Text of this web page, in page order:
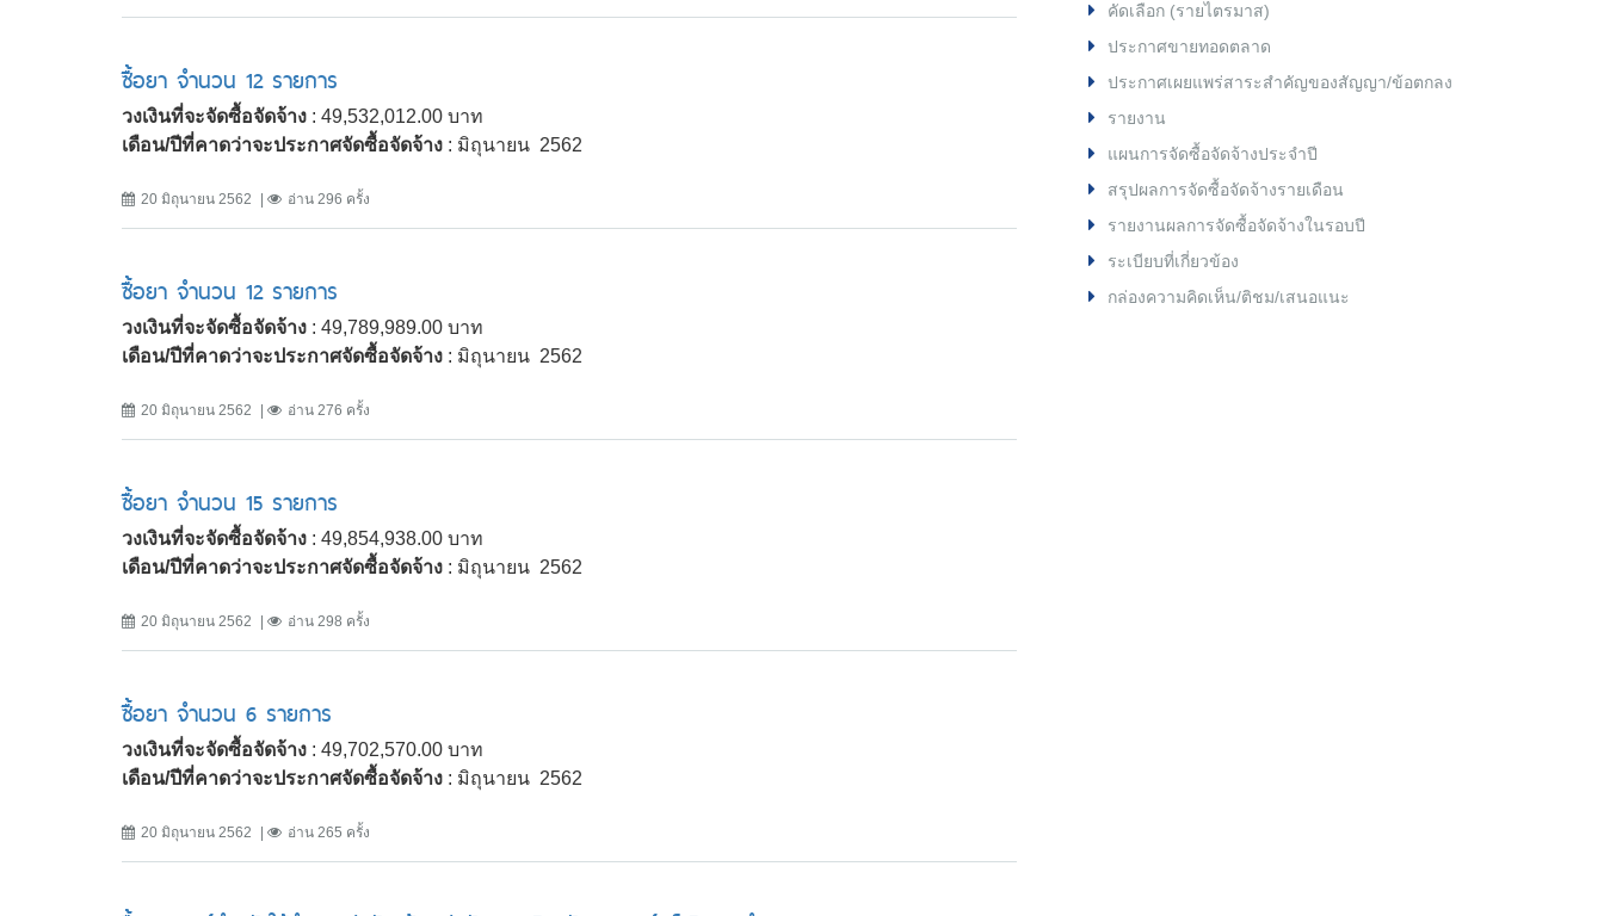
ซื้อยา จำนวน 12 รายการ
วงเงินที่จะจัดซื้อจัดจ้าง : 49,532,012.00 บาท
เดือน/ปีที่คาดว่าจะประกาศจัดซื้อจัดจ้าง : มิถุนายน 2562
20 มิถุนายน 2562 อ่าน 296 ครั้ง
ซื้อยา จำนวน 12 รายการ
วงเงินที่จะจัดซื้อจัดจ้าง : 49,789,989.00 บาท
เดือน/ปีที่คาดว่าจะประกาศจัดซื้อจัดจ้าง : มิถุนายน 2562
20 มิถุนายน 2562 อ่าน 276 ครั้ง
ซื้อยา จำนวน 15 รายการ
วงเงินที่จะจัดซื้อจัดจ้าง : 49,854,938.00 บาท
เดือน/ปีที่คาดว่าจะประกาศจัดซื้อจัดจ้าง : มิถุนายน 2562
20 มิถุนายน 2562 อ่าน 298 ครั้ง
ซื้อยา จำนวน 6 รายการ
วงเงินที่จะจัดซื้อจัดจ้าง : 49,702,570.00 บาท
เดือน/ปีที่คาดว่าจะประกาศจัดซื้อจัดจ้าง : มิถุนายน 2562
20 มิถุนายน 2562 อ่าน 265 ครั้ง
คัดเลือก (รายไตรมาส)
ประกาศขายทอดตลาด
ประกาศเผยแพร่สาระสำคัญของสัญญา/ข้อตกลง
รายงาน
แผนการจัดซื้อจัดจ้างประจำปี
สรุปผลการจัดซื้อจัดจ้างรายเดือน
รายงานผลการจัดซื้อจัดจ้างในรอบปี
ระเบียบที่เกี่ยวข้อง
กล่องความคิดเห็น/ติชม/เสนอแนะ